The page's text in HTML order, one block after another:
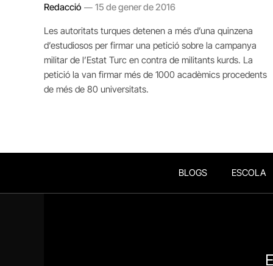
Redacció 15 de gener de 2016
Les autoritats turques detenen a més d’una quinzena
d’estudiosos per firmar una petició sobre la campanya
militar de l’Estat Turc en contra de militants kurds. La
petició la van firmar més de 1000 acadèmics procedents
de més de 80 universitats.
BLOGS ESCOLA